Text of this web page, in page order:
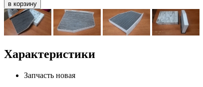
Характеристики
Запчасть новая